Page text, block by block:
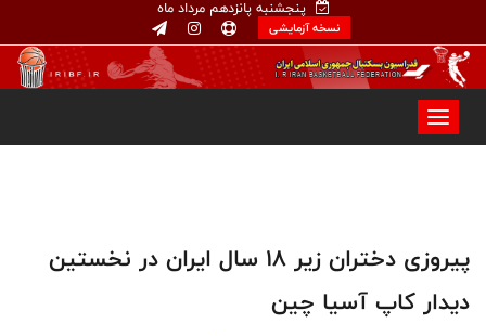
پنجشنبه پانزدهم مرداد ماه
نسخه آزمایشی
پیروزی دختران زیر 18 سال ایران در نخستین
دیدار کاپ آسیا چین